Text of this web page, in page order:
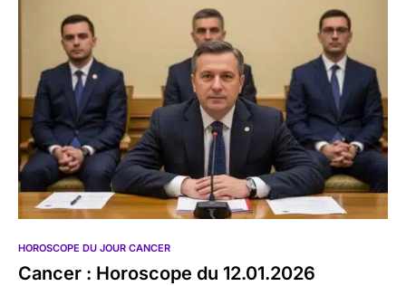
HOROSCOPE DU JOUR CANCER
Cancer : Horoscope du 12.01.2026